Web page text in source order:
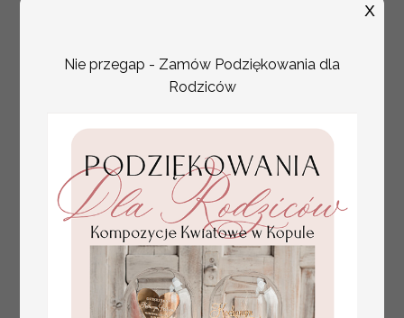
numerki na stół weselny
z tłoczonymi kwiatami,
eleganckie numerki na
stoły weselne, tłoczone
numerki na stół weselny,
dekoracja stołów
weselnych tłoczone
Promocja:
10 PLN
/
Nie przegap - Zamów Podziękowania dla
Rodziców
X